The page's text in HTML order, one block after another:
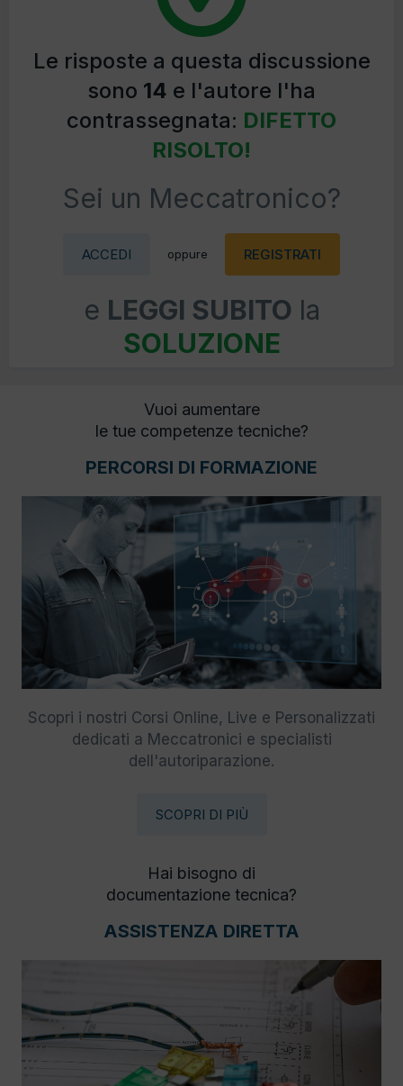
Le risposte a questa discussione
sono 14 e l'autore l'ha
contrassegnata: DIFETTO
RISOLTO!
Sei un Meccatronico?
ACCEDI oppure REGISTRATI
e LEGGI SUBITO la
SOLUZIONE
Vuoi aumentare
le tue competenze tecniche?
PERCORSI DI FORMAZIONE
Scopri i nostri Corsi Online, Live e Personalizzati
dedicati a Meccatronici e specialisti
dell'autoriparazione.
SCOPRI DI PIÙ
Hai bisogno di
documentazione tecnica?
ASSISTENZA DIRETTA